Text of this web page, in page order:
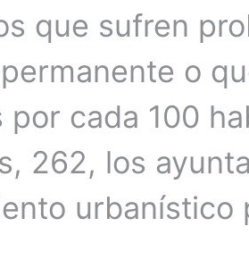
que sufren
o
cada 100
262, los